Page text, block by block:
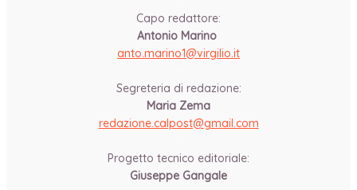
Capo redattore:
Antonio Marino
anto.marino1@virgilio.it
Segreteria di redazione:
Maria Zema
redazione.calpost@gmail.com
Progetto tecnico editoriale:
Giuseppe Gangale